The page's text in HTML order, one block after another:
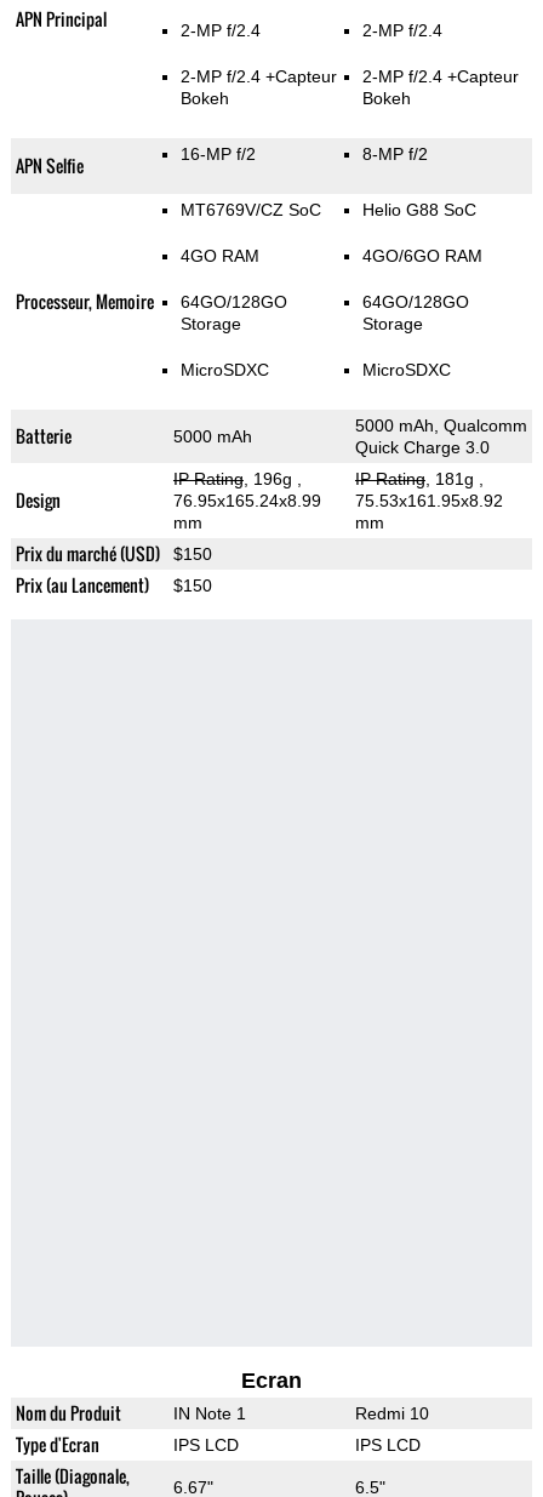
APN Principal 2-MP f/2.4
2-MP f/2.4 +Capteur
Bokeh
2-MP f/2.4
2-MP f/2.4 +Capteur
Bokeh
APN Selfie 16-MP f/2 8-MP f/2
Processeur, Memoire
MT6769V/CZ SoC
4GO RAM
64GO/128GO
Storage
MicroSDXC
Helio G88 SoC
4GO/6GO RAM
64GO/128GO
Storage
MicroSDXC
Batterie 5000 mAh
5000 mAh, Qualcomm
Quick Charge 3.0
Design
IP Rating, 196g
76.95x165.24x8.99
mm
IP Rating, 181g
75.53x161.95x8.92
mm
Prix du marché (USD) $150
Prix (au Lancement) $150
Ecran
Nom du Produit IN Note 1 Redmi 10
Type d'Ecran IPS LCD IPS LCD
Taille (Diagonale,
6.67" 6.5"